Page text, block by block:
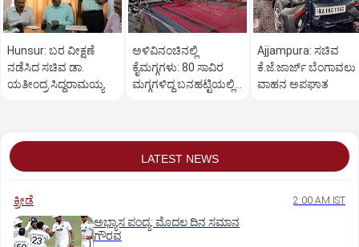
Hunsur: ಬರ ವೀಕ್ಷಣೆ
ನಡೆಸಿದ ಸಚಿವ ಡಾ.
ಯತೀಂದ್ರ ಸಿದ್ದರಾಮಯ್ಯ
ಅಳಿವಿನಂಚಿನಲ್ಲಿ
ಕೈಮಗ್ಗಗಳು: 80 ಸಾವಿರ
ಮಗ್ಗಗಳಿದ್ದ ಬನಹಟ್ಟಿಯಲ್ಲಿ
Ajjampura: ಸಚಿವ
ಕೆ.ಜೆ.ಜಾರ್ಜ್ ಬೆಂಗಾವಲು
ವಾಹನ ಅಪಘಾತ
LATEST NEWS
ಕ್ರೀಡೆ 2:00 AM IST
ಅಭ್ಯಾಸ ಪಂದ್ಯ: ಮೊದಲ ದಿನ ಸಮಾನ
ಗೌರವ